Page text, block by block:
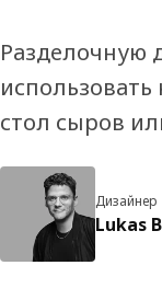
Разделочную
стол сыров
Дизайнер
Lukas